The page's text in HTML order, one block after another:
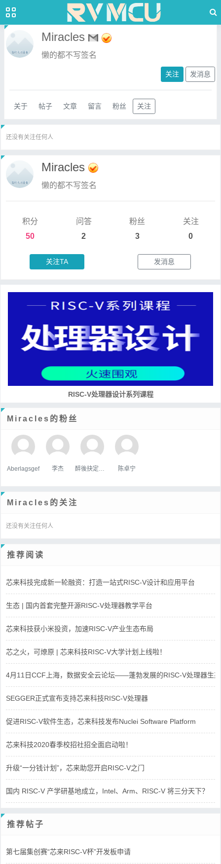
Miracles
懒的都不写签名
关注 发消息
关于 帖子 文章 留言 粉丝 关注
还没有关注任何人
Miracles
懒的都不写签名
积分
50
问答
2
粉丝
3
关注
0
关注TA 发消息
RISC-V处理器设计系列课程
Miracles的粉丝
Aberlagsgef 李杰 陈卓宁
Miracles的关注
还没有关注任何人
推荐阅读
芯来科技完成新一轮融资：打造一站式RISC-V设计和应用平台
生态 | 国内首套完整开源RISC-V处理器教学平台
芯来科技获小米投资，加速RISC-V产业生态布局
芯之火，可燎原 | 芯来科技RISC-V大学计划上线啦！
4月11日CCF上海，数据安全云论坛——蓬勃发展的RISC-V处理器生态
SEGGER正式宣布支持芯来科技RISC-V处理器
促进RISC-V软件生态，芯来科技发布Nuclei Software Platform
芯来科技2020春季校招社招全面启动啦！
升级“一分钱计划”，芯来助您开启RISC-V之门
国内 RISC-V 产学研基地成立，Intel、Arm、RISC-V 将三分天下？
推荐帖子
第七届集创赛“芯来RISC-V杯”开发板申请